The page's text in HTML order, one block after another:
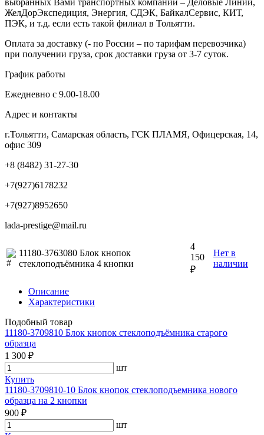
ЖелДорЭкспедиция, Энергия, СДЭК, БайкалСервис, КИТ,
ПЭК, и т.д. если есть такой филиал в Тольятти.
Оплата за доставку (- по России – по тарифам перевозчика)
при получении груза, срок доставки груза от 3-7 суток.
График работы
Ежедневно с 9.00-18.00
Адрес и контакты
г.Тольятти, Самарская область, ГСК ПЛАМЯ, Офицерская, 14,
офис 309
+8 (8482) 31-27-30
+7(927)6178232
+7(927)8952650
lada-prestige@mail.ru
11180-3763080 Блок кнопок
стеклоподъёмника 4 кнопки
4
150
₽
Нет в
наличии
Описание
Характеристики
Подобный товар
11180-3709810 Блок кнопок стеклоподъёмника старого
образца
1 300 ₽
шт
Купить
11180-3709810-10 Блок кнопок стеклоподъемника нового
образца на 2 кнопки
900 ₽
шт